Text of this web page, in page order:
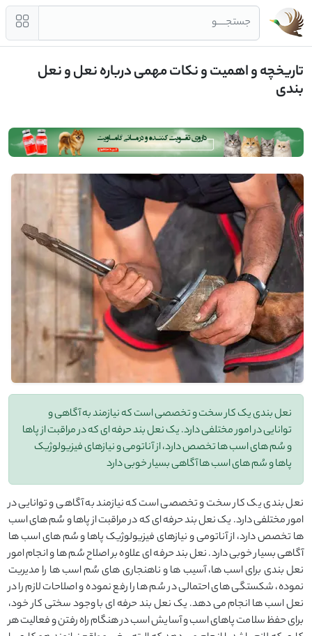
جستجــــو
تاریخچه و اهمیت و نکات مهمی درباره نعل و نعل
بندی
نعل بندی یک کار سخت و تخصصی است که نیازمند به آگاهی و
توانایی در امور مختلفی دارد. یک نعل بند حرفه ای که در مراقبت از پاها
و سُم های اسب ها تخصص دارد، از آناتومی و نیازهای فیزیولوژیک
پاها و سُم های اسب ها آگاهی بسیار خوبی دارد
نعل بندی یک کار سخت و تخصصی است که نیازمند به آگاهی و توانایی در
امور مختلفی دارد. یک نعل بند حرفه ای که در مراقبت از پاها و سُم های اسب
ها تخصص دارد، از آناتومی و نیازهای فیزیولوژیک پاها و سُم های اسب ها
آگاهی بسیار خوبی دارد. نعل بند حرفه ای علاوه بر اصلاح سُم ها و انجام امور
نعل بندی برای اسب ها، آسیب ها و ناهنجاری های سُم اسب ها را مدیریت
نموده، شکستگی های احتمالی در سُم ها را رفع نموده و اصلاحات لازم را در
نعل اسب ها انجام می دهد. یک نعل بند حرفه ای با وجود سختی کار خود،
برای حفظ سلامت پاهای اسب و آسایش اسب در هنگام راه رفتن و فعالیت هر